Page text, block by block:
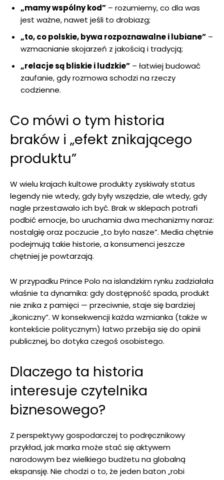
„mamy wspólny kod” – rozumiemy, co dla was
jest ważne, nawet jeśli to drobiazg;
„to, co polskie, bywa rozpoznawalne i lubiane” –
wzmacnianie skojarzeń z jakością i tradycją;
„relacje są bliskie i ludzkie” – łatwiej budować
zaufanie, gdy rozmowa schodzi na rzeczy
codzienne.
Co mówi o tym historia
braków i „efekt znikającego
produktu”
W wielu krajach kultowe produkty zyskiwały status
legendy nie wtedy, gdy były wszędzie, ale wtedy, gdy
nagle przestawało ich być. Brak w sklepach potrafi
podbić emocje, bo uruchamia dwa mechanizmy naraz:
nostalgię oraz poczucie „to było nasze”. Media chętnie
podejmują takie historie, a konsumenci jeszcze
chętniej je powtarzają.
W przypadku Prince Polo na islandzkim rynku zadziałała
właśnie ta dynamika: gdy dostępność spada, produkt
nie znika z pamięci — przeciwnie, staje się bardziej
„ikoniczny”. W konsekwencji każda wzmianka (także w
kontekście politycznym) łatwo przebija się do opinii
publicznej, bo dotyka czegoś osobistego.
Dlaczego ta historia
interesuje czytelnika
biznesowego?
Z perspektywy gospodarczej to podręcznikowy
przykład, jak marka może stać się aktywem
narodowym bez wielkiego budżetu na globalną
ekspansję. Nie chodzi o to, że jeden baton „robi